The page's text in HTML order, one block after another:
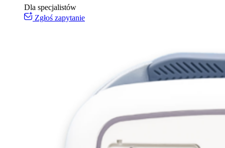
Dla specjalistów
Zgłoś zapytanie